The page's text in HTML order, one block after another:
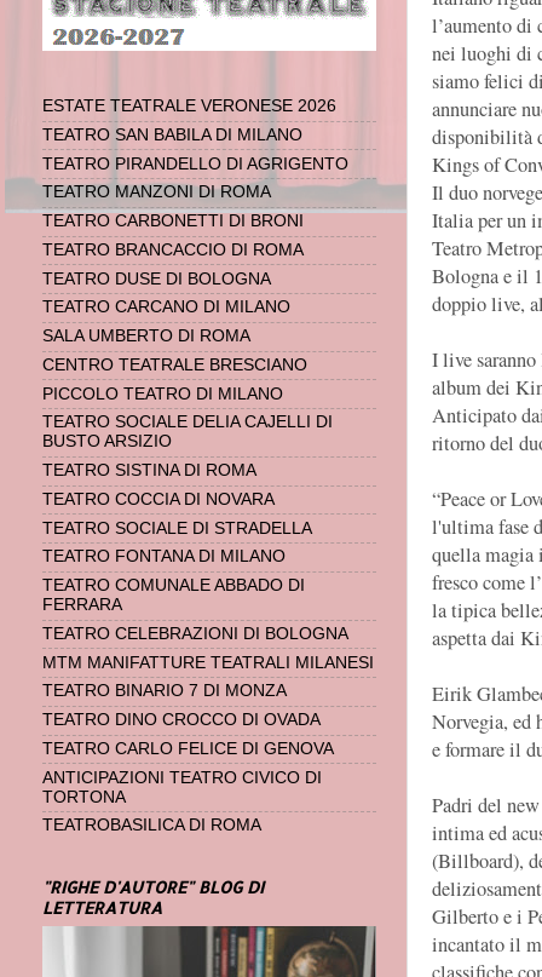
l’aumento di
nei luoghi di
siamo felici
annunciare
disponibilità
Kings of
Il duo
Italia per un
Teatro
Bologna e il
doppio live,
I live saranno
album dei
Anticipato
ritorno del
“Peace or
l'ultima fase
quella magia
fresco come
la tipica
aspetta dai
Eirik
Norvegia, ed
e formare il
Padri del
intima ed
(Billboard),
Gilberto e i
incantato il
classifiche
ESTATE TEATRALE VERONESE 2026
TEATRO SAN BABILA DI MILANO
TEATRO PIRANDELLO DI AGRIGENTO
TEATRO MANZONI DI ROMA
TEATRO CARBONETTI DI BRONI
TEATRO BRANCACCIO DI ROMA
TEATRO DUSE DI BOLOGNA
TEATRO CARCANO DI MILANO
SALA UMBERTO DI ROMA
CENTRO TEATRALE BRESCIANO
PICCOLO TEATRO DI MILANO
TEATRO SOCIALE DELIA CAJELLI DI
BUSTO ARSIZIO
TEATRO SISTINA DI ROMA
TEATRO COCCIA DI NOVARA
TEATRO SOCIALE DI STRADELLA
TEATRO FONTANA DI MILANO
TEATRO COMUNALE ABBADO DI
FERRARA
TEATRO CELEBRAZIONI DI BOLOGNA
MTM MANIFATTURE TEATRALI MILANESI
TEATRO BINARIO 7 DI MONZA
TEATRO DINO CROCCO DI OVADA
TEATRO CARLO FELICE DI GENOVA
ANTICIPAZIONI TEATRO CIVICO DI
TORTONA
TEATROBASILICA DI ROMA
"RIGHE D'AUTORE" BLOG DI
LETTERATURA